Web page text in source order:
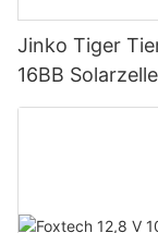
Jinko Tiger
16BB
650 Watt